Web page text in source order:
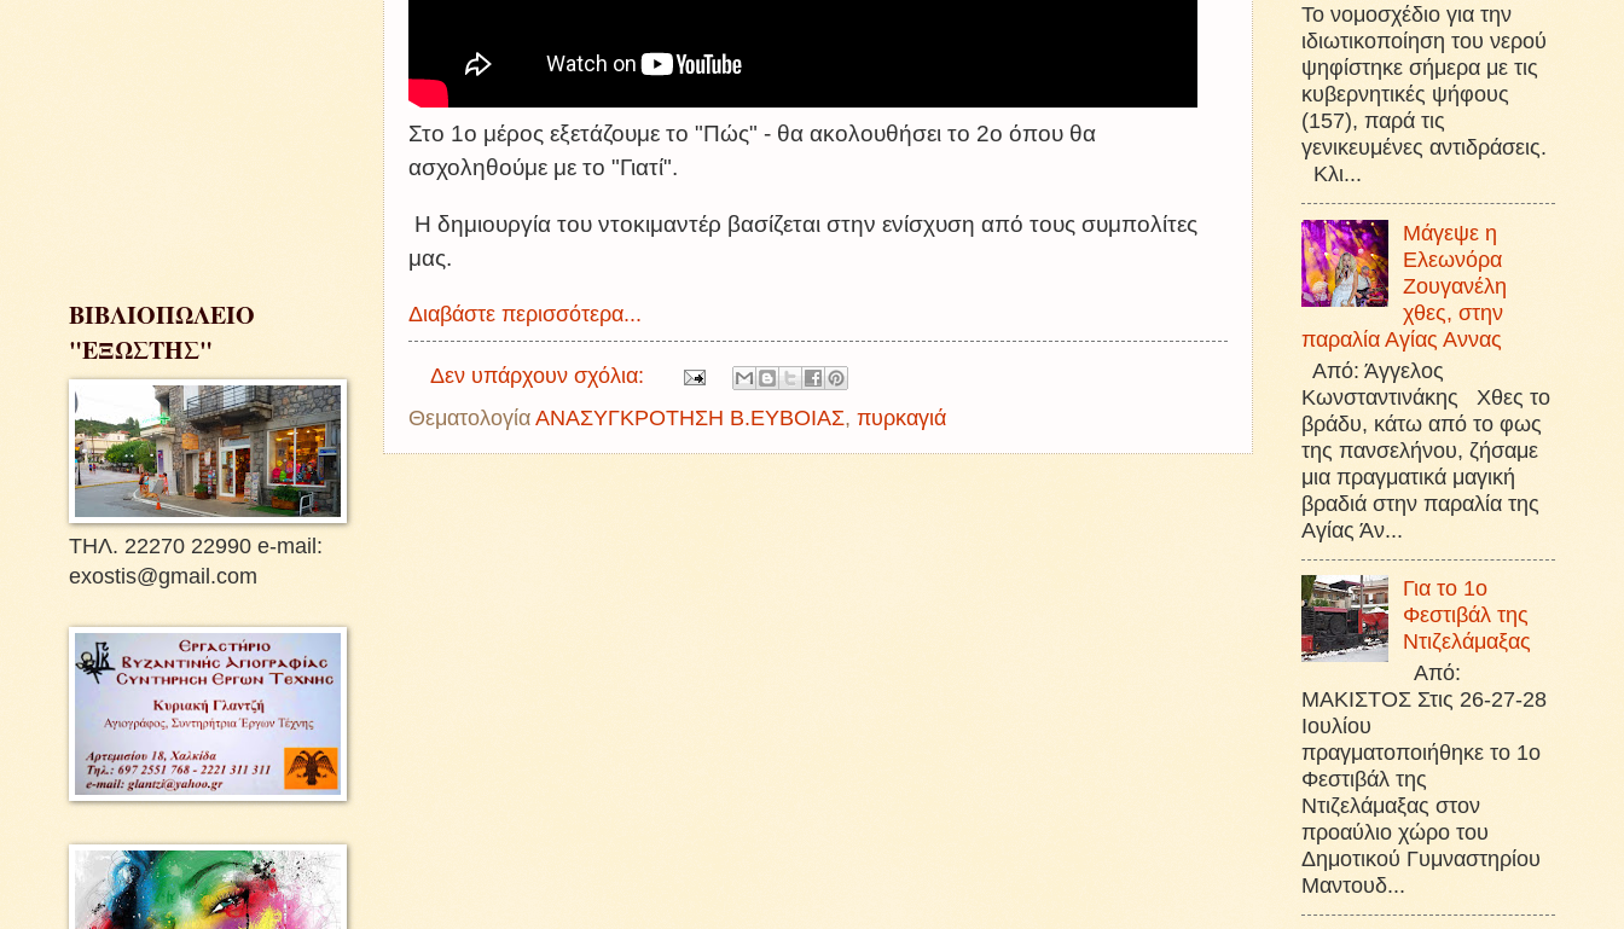
Στο 1ο μέρος εξετάζουμε το "Πώς" - θα ακολουθήσει το 2ο όπου θα
ασχοληθούμε με το "Γιατί".
Η δημιουργία του ντοκιμαντέρ βασίζεται στην ενίσχυση από τους συμπολίτες
μας.
Διαβάστε περισσότερα...
Δεν υπάρχουν σχόλια:
ΘεματολογίαΑΝΑΣΥΓΚΡΟΤΗΣΗ Β.ΕΥΒΟΙΑΣ, πυρκαγιά
ΒΙΒΛΙΟΠΩΛΕΙΟ
"ΕΞΩΣΤΗΣ"
ΤΗΛ. 22270 22990 e-mail:
exostis@gmail.com
Το νομοσχέδιο για την
ιδιωτικοποίηση του νερού
ψηφίστηκε σήμερα με τις
κυβερνητικές ψήφους
(157), παρά τις
γενικευμένες αντιδράσεις.
Κλι...
Μάγεψε η
Ελεωνόρα
Ζουγανέλη
χθες, στην
παραλία Αγίας Αννας
Από: Άγγελος
Κωνσταντινάκης Χθες το
βράδυ, κάτω από το φως
της πανσελήνου, ζήσαμε
μια πραγματικά μαγική
βραδιά στην παραλία της
Αγίας Άν...
Για το 1ο
Φεστιβάλ της
Ντιζελάμαξας
Από:
ΜΑΚΙΣΤΟΣ Στις 26-27-28
Ιουλίου
πραγματοποιήθηκε το 1ο
Φεστιβάλ της
Ντιζελάμαξας στον
προαύλιο χώρο του
Δημοτικού Γυμναστηρίου
Μαντουδ...